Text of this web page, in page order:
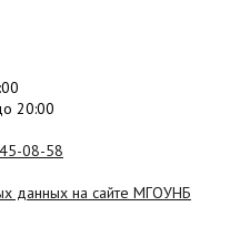
20:00
45-08-58
данных на сайте МГОУНБ